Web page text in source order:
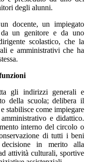
degli alunni.
docente, un impiegato
un genitore e da uno
scolastico, che la
e amministrativi che ha
gli indirizzi generali e
della scuola; delibera il
stabilisce come impiegare
e didattico.
interno del circolo o
di tutti i beni
in merito alla
attività culturali, sportive